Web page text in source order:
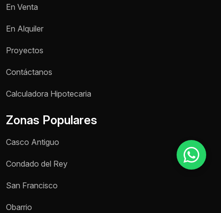
En Venta
En Alquiler
Proyectos
Contáctanos
Calculadora Hipotecaria
Zonas Populares
Casco Antiguo
Condado del Rey
San Francisco
Obarrio